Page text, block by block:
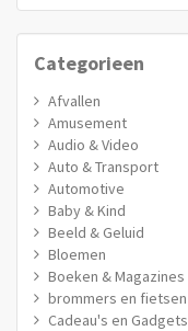
Categorieen
Afvallen
Amusement
Audio & Video
Auto & Transport
Automotive
Baby & Kind
Beeld & Geluid
Bloemen
Boeken & Magazines
brommers en fietsen
Cadeau's en Gadgets